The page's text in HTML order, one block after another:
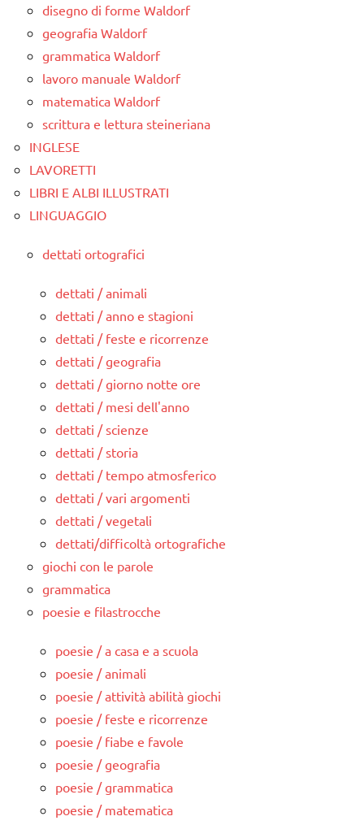
disegno di forme Waldorf
geografia Waldorf
grammatica Waldorf
lavoro manuale Waldorf
matematica Waldorf
scrittura e lettura steineriana
INGLESE
LAVORETTI
LIBRI E ALBI ILLUSTRATI
LINGUAGGIO
dettati ortografici
dettati / animali
dettati / anno e stagioni
dettati / feste e ricorrenze
dettati / geografia
dettati / giorno notte ore
dettati / mesi dell'anno
dettati / scienze
dettati / storia
dettati / tempo atmosferico
dettati / vari argomenti
dettati / vegetali
dettati/difficoltà ortografiche
giochi con le parole
grammatica
poesie e filastrocche
poesie / a casa e a scuola
poesie / animali
poesie / attività abilità giochi
poesie / feste e ricorrenze
poesie / fiabe e favole
poesie / geografia
poesie / grammatica
poesie / matematica